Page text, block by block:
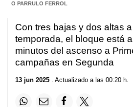
O PARRULO FERROL
Con tres bajas y dos altas
temporada, el bloque está
minutos del ascenso a
campañas en Segunda
13 jun 2025 . Actualizado a las 00:20 h.